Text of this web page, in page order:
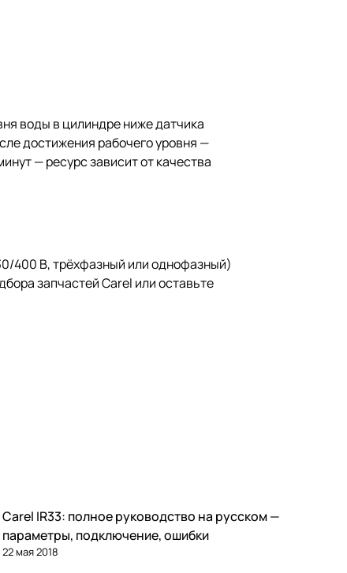
воды в цилиндре ниже датчика
достижения рабочего уровня —
— ресурс зависит от качества
400 В, трёхфазный или однофазный)
запчастей Carel илиоставьте
Автоматика и контроллеры
Carel IR33: полное руководство на русском —
параметры, подключение, ошибки
22 мая 2018